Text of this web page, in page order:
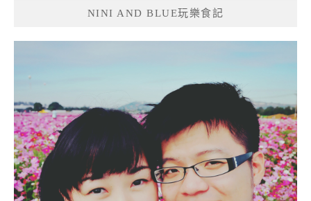
NINI AND BLUE玩樂食記